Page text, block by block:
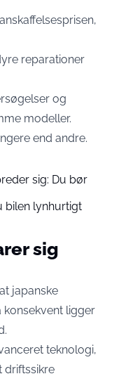
reparationer
og
modeller.
end andre.
sig: Du bør
bilen lynhurtigt
sig
japanske
ligger
teknologi,
driftssikre